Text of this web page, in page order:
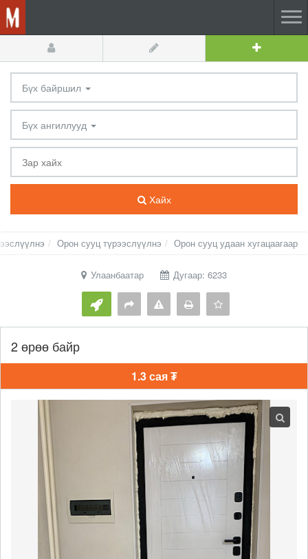
Бүх байршил
Бүх ангиллууд
Хайх
Орон сууц түрээслүүлнэ Орон сууц удаан хугацаагаар
Улаанбаатар Дугаар: 6233
2 өрөө байр
1.3 сая ₮